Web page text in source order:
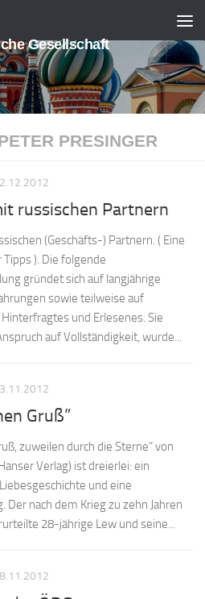
Gesellschaft
PRESINGER
russischen Partnern
(Geschäfts-) Partnern. ( Eine
). Die folgende
gründet sich auf langjährige
sowie teilweise auf
und Erlesenes. Sie
auf Vollständigkeit, wurde...
Gruß”
zuweilen durch die Sterne“ von
Verlag) ist dreierlei: ein
und eine
Der nach dem Krieg zu zehn Jahren
28-jährige Lew und seine...